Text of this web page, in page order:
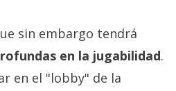
sin embargo tendrá
en la jugabilidad.
en el "lobby" de la